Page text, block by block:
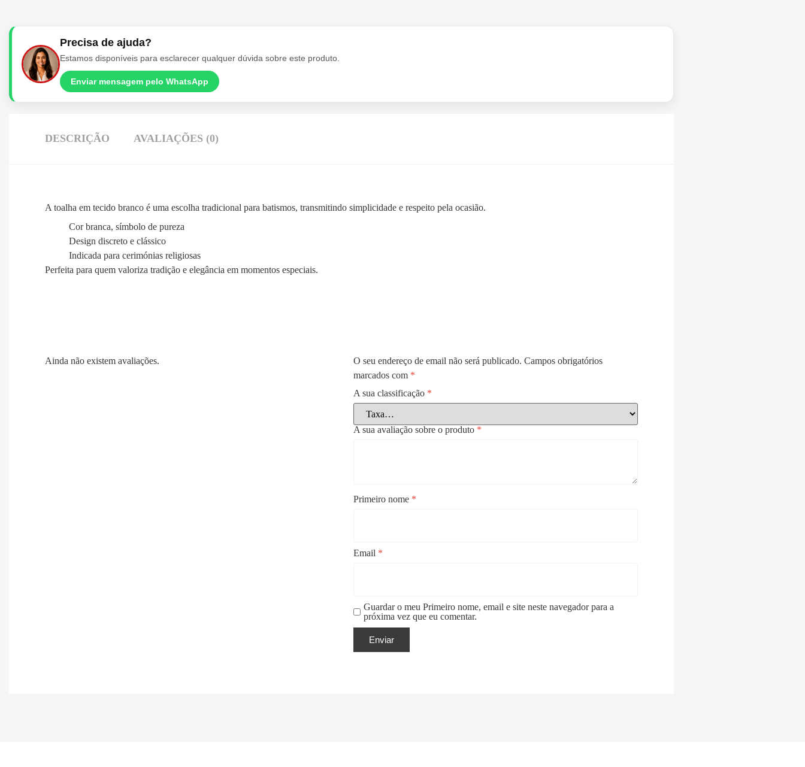
Precisa de ajuda?
Estamos disponíveis para esclarecer qualquer dúvida sobre este produto.
Enviar mensagem pelo WhatsApp
DESCRIÇÃO AVALIAÇÕES (0)
A toalha em tecido branco é uma escolha tradicional para batismos, transmitindo simplicidade e respeito pela ocasião.
Cor branca, símbolo de pureza
Design discreto e clássico
Indicada para cerimónias religiosas
Perfeita para quem valoriza tradição e elegância em momentos especiais.
Ainda não existem avaliações. O seu endereço de email não será publicado. Campos obrigatórios
marcados com *
A sua classificação *
A sua avaliação sobre o produto *
Primeiro nome *
Email *
Guardar o meu Primeiro nome, email e site neste navegador para a
próxima vez que eu comentar.